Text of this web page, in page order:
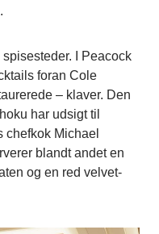
spisesteder. I Peacock
foran Cole
– klaver. Den
har udsigt til
chefkok Michael
blandt andet en
og en red velvet-